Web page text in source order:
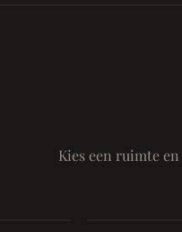
Kies een ruimte